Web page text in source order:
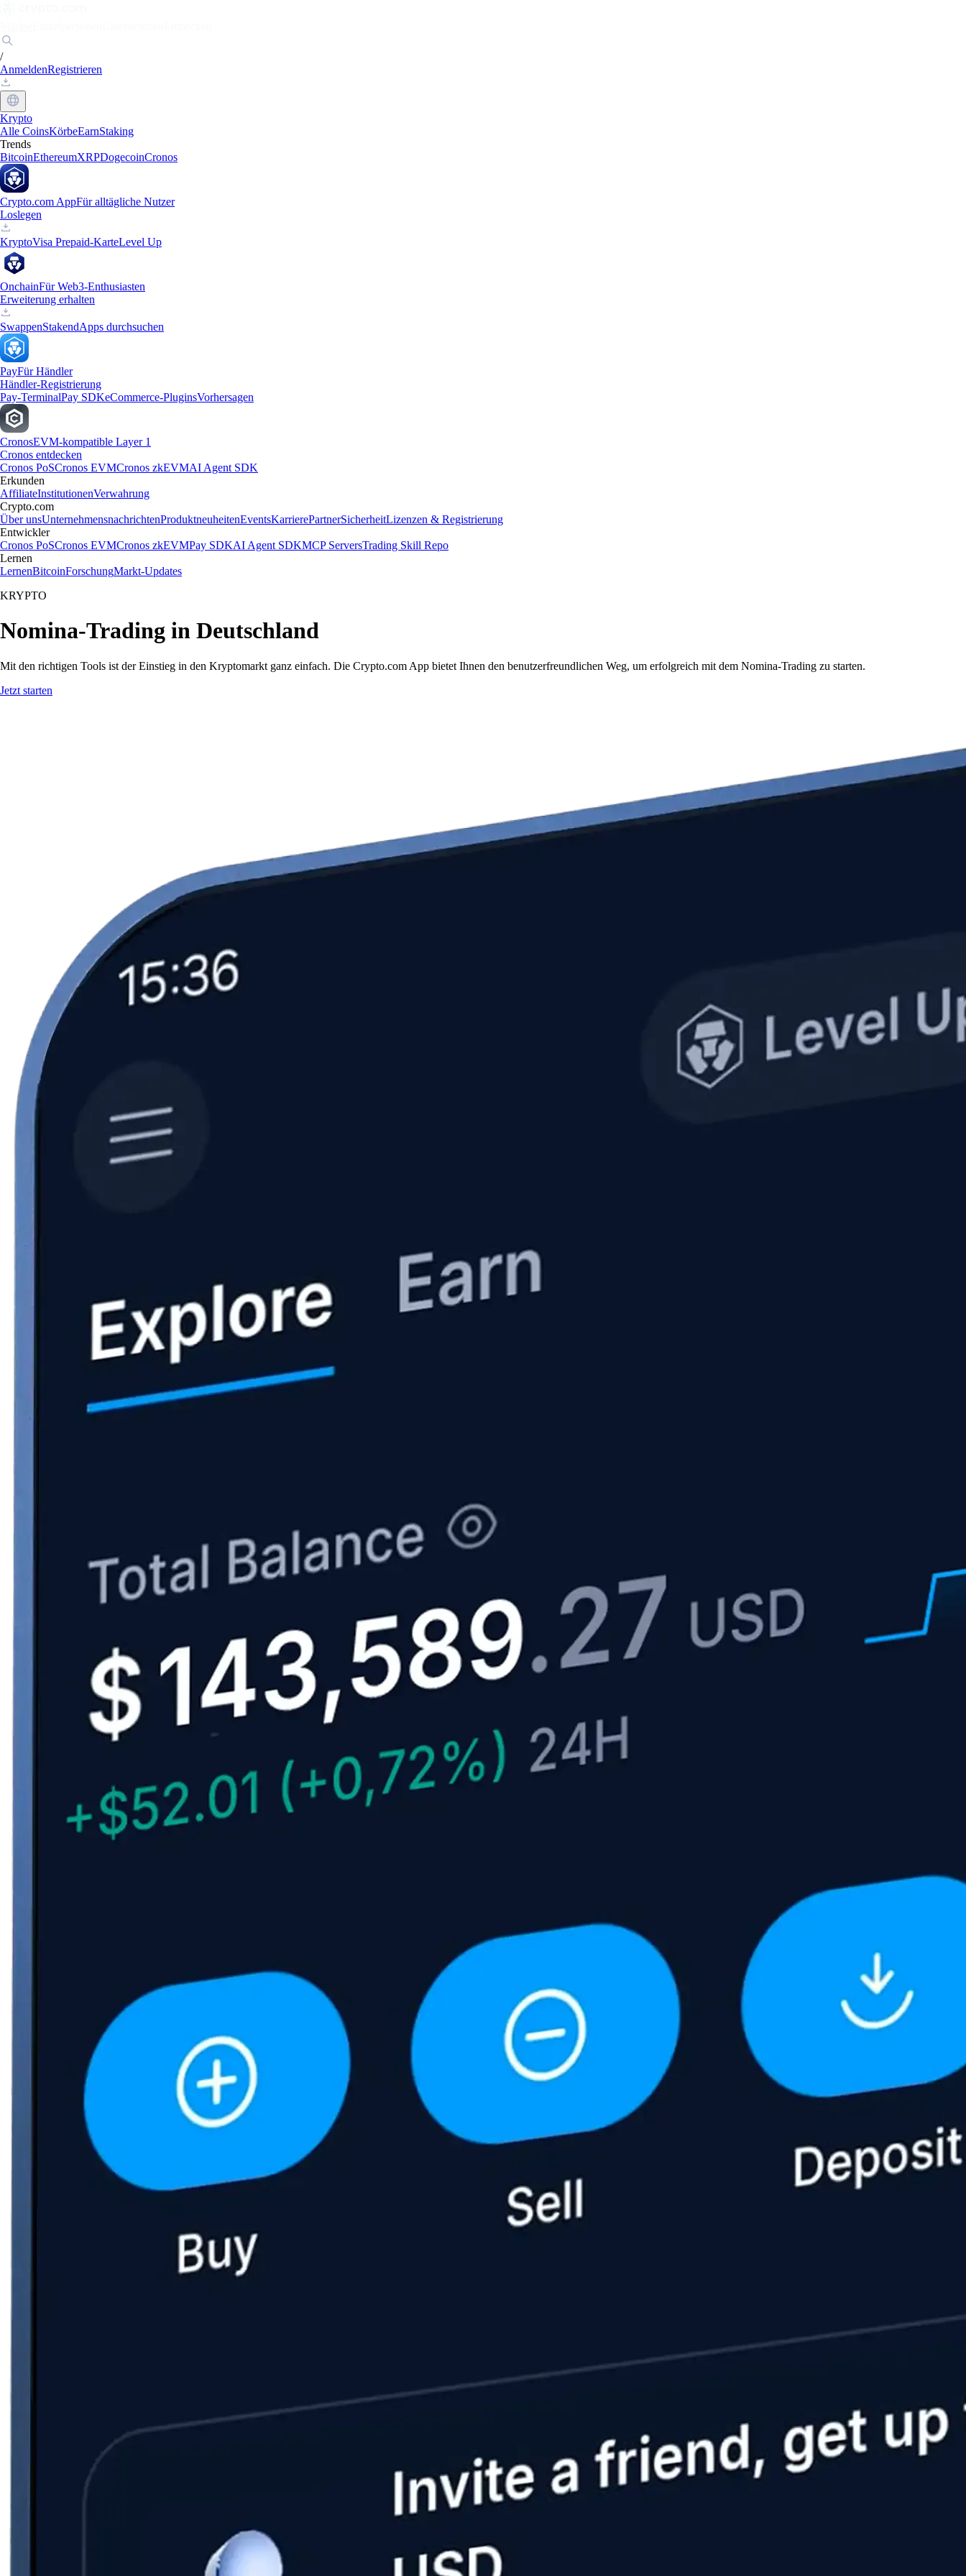
/
AnmeldenRegistrieren
Krypto
Alle CoinsKörbeEarnStaking
Trends
BitcoinEthereumXRPDogecoinCronos
Crypto.com AppFür alltägliche Nutzer
Loslegen
KryptoVisa Prepaid-KarteLevel Up
OnchainFür Web3-Enthusiasten
Erweiterung erhalten
SwappenStakendApps durchsuchen
PayFür Händler
Händler-Registrierung
Pay-TerminalPay SDKeCommerce-PluginsVorhersagen
CronosEVM-kompatible Layer 1
Cronos entdecken
Cronos PoSCronos EVMCronos zkEVMAI Agent SDK
Erkunden
AffiliateInstitutionenVerwahrung
Crypto.com
Über unsUnternehmensnachrichtenProduktneuheitenEventsKarrierePartnerSicherheitLizenzen & Registrierung
Entwickler
Cronos PoSCronos EVMCronos zkEVMPay SDKAI Agent SDKMCP ServersTrading Skill Repo
Lernen
LernenBitcoinForschungMarkt-Updates
KRYPTO
Nomina-Trading in Deutschland
Mit den richtigen Tools ist der Einstieg in den Kryptomarkt ganz einfach. Die Crypto.com App bietet Ihnen den benutzerfreundlichen Weg, um erfolgreich mit dem Nomina-Trading zu starten.
Jetzt starten